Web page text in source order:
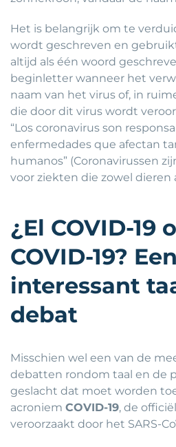
Het is belangrijk om te
wordt geschreven en
altijd als één woord
beginletter wanneer het
naam van het virus of, in
die door dit virus wordt
“Los coronavirus son
enfermedades que afectan
humanos” (Coronavirussen
voor ziekten die zowel dieren
¿El COVID-19
COVID-19? Een
interessant
debat
Misschien wel een van de
debatten rondom taal en de
geslacht dat moet worden
acroniem COVID-19, de
veroorzaakt door het SARS-